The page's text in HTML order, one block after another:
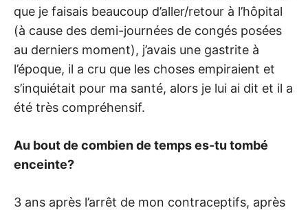
que je faisais beaucoup d’aller/retour à l’hôpital
(à cause des demi-journées de congés posées
au derniers moment), j’avais une gastrite à
l’époque, il a cru que les choses empiraient et
s’inquiétait pour ma santé, alors je lui ai dit et il a
été très compréhensif.
Au bout de combien de temps es-tu tombé
enceinte?
3 ans après l’arrêt de mon contraceptifs, après